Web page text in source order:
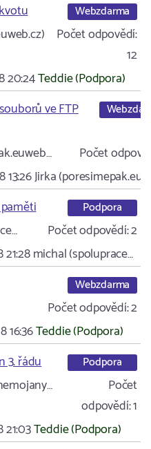
Webzdarma
Počet odpovědí:
12
20:24Teddie (Podpora)
ve FTP
Počet
13:26Jirka
Podpora
Počet odpovědí:2
21:28michal (spoluprace…
Webzdarma
Počet odpovědí:2
16:36Teddie (Podpora)
3. řádu
Podpora
Počet
odpovědí:1
21:03Teddie (Podpora)